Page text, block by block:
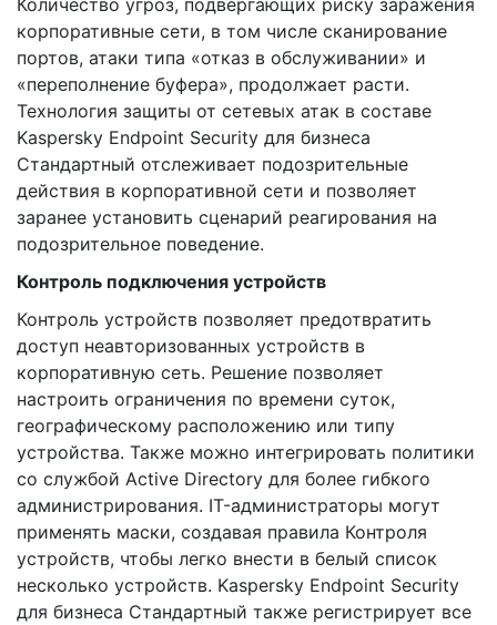
Количество угроз, подвергающих риску заражения
корпоративные сети, в том числе сканирование
портов, атаки типа «отказ в обслуживании» и
«переполнение буфера», продолжает расти.
Технология защиты от сетевых атак в составе
Kaspersky Endpoint Security для бизнеса
Стандартный отслеживает подозрительные
действия в корпоративной сети и позволяет
заранее установить сценарий реагирования на
подозрительное поведение.
Контроль подключения устройств
Контроль устройств позволяет предотвратить
доступ неавторизованных устройств в
корпоративную сеть. Решение позволяет
настроить ограничения по времени суток,
географическому расположению или типу
устройства. Также можно интегрировать политики
со службой Active Directory для более гибкого
администрирования. IT-администраторы могут
применять маски, создавая правила Контроля
устройств, чтобы легко внести в белый список
несколько устройств. Kaspersky Endpoint Security
для бизнеса Стандартный также регистрирует все